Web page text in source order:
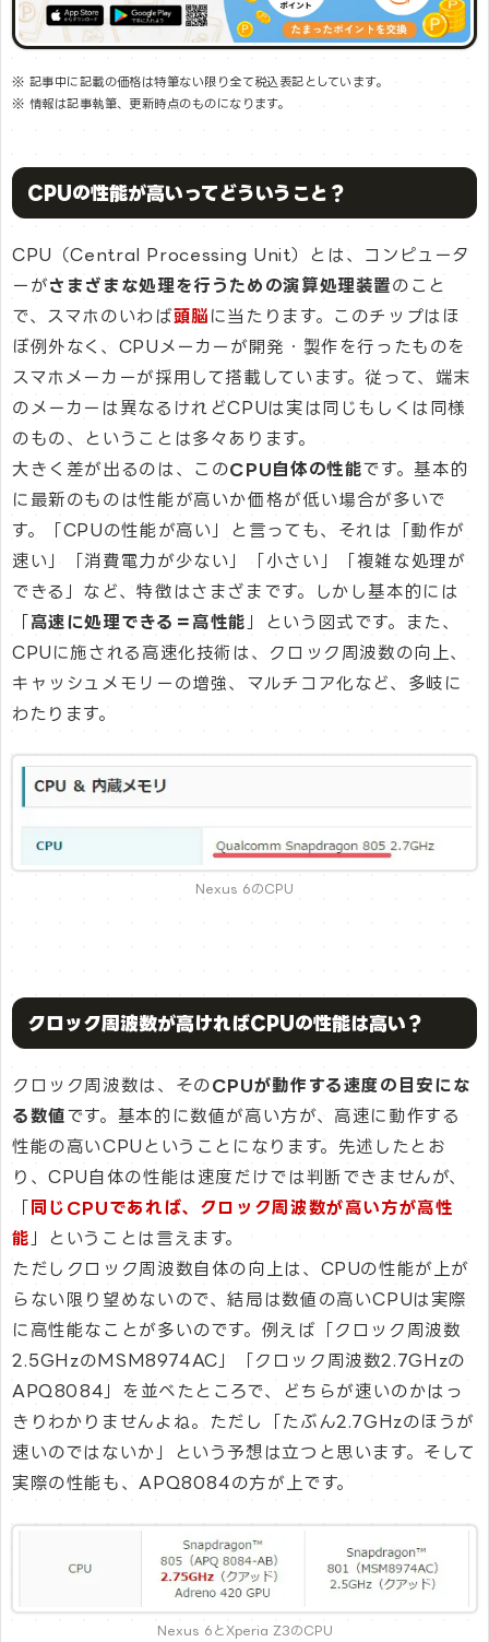
※ 記事中に記載の価格は特筆ない限り全て税込表記としています。
※ 情報は記事執筆、更新時点のものになります。
CPUの性能が高いってどういうこと？
CPU（Central Processing Unit）とは、コンピュータ
ーがさまざまな処理を行うための演算処理装置のこと
で、スマホのいわば頭脳 に当たります。このチップはほ
ぼ例外なく、CPUメーカーが開発・製作を行ったものを
スマホメーカーが採用して搭載しています。従って、端末
のメーカーは異なるけれどCPUは実は同じもしくは同様
のもの、ということは多々あります。
大きく差が出るのは、このCPU自体の性能です。基本的
に最新のものは性能が高いか価格が低い場合が多いで
す。「CPUの性能が高い」と言っても、それは「動作が
速い」「消費電力が少ない」「小さい」「複雑な処理が
できる」など、特徴はさまざまです。しかし基本的には
高速に処理できる＝高性能
」という図式です。また、
CPUに施される高速化技術は、クロック周波数の向上、
キャッシュメモリーの増強、マルチコア化など、多岐に
わたります。
Nexus 6のCPU
クロック周波数が高ければCPUの性能は高い？
クロック周波数は、そのCPUが動作する速度の目安にな
る数値です。基本的に数値が高い方が、高速に動作する
性能の高いCPUということになります。先述したとお
り、CPU自体の性能は速度だけでは判断できませんが、
同じCPUであれば、クロック周波数が高い方が高性
能 」ということは言えます。
ただしクロック周波数自体の向上は、CPUの性能が上が
らない限り望めないので、結局は数値の高いCPUは実際
に高性能なことが多いのです。例えば「クロック周波数
2.5GHzのMSM8974AC」「クロック周波数2.7GHzの
APQ8084」を並べたところで、どちらが速いのかはっ
きりわかりませんよね。ただし「たぶん2.7GHzのほうが
速いのではないか」という予想は立つと思います。そして
実際の性能も、APQ8084の方が上です。
Nexus 6とXperia Z3のCPU